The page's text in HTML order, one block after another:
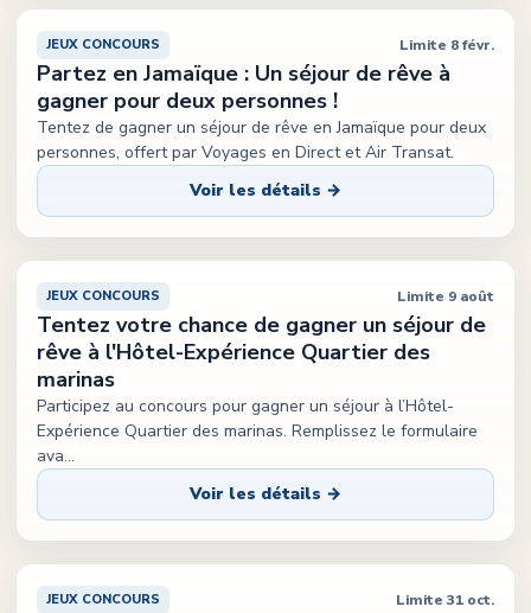
JEUX CONCOURS Limite 8 févr.
Partez en Jamaïque : Un séjour de rêve à
gagner pour deux personnes !
Tentez de gagner un séjour de rêve en Jamaïque pour deux
personnes, offert par Voyages en Direct et Air Transat.
Voir les détails →
JEUX CONCOURS Limite 9 août
Tentez votre chance de gagner un séjour de
rêve à l'Hôtel-Expérience Quartier des
marinas
Participez au concours pour gagner un séjour à l’Hôtel-
Expérience Quartier des marinas. Remplissez le formulaire
ava...
Voir les détails →
JEUX CONCOURS Limite 31 oct.